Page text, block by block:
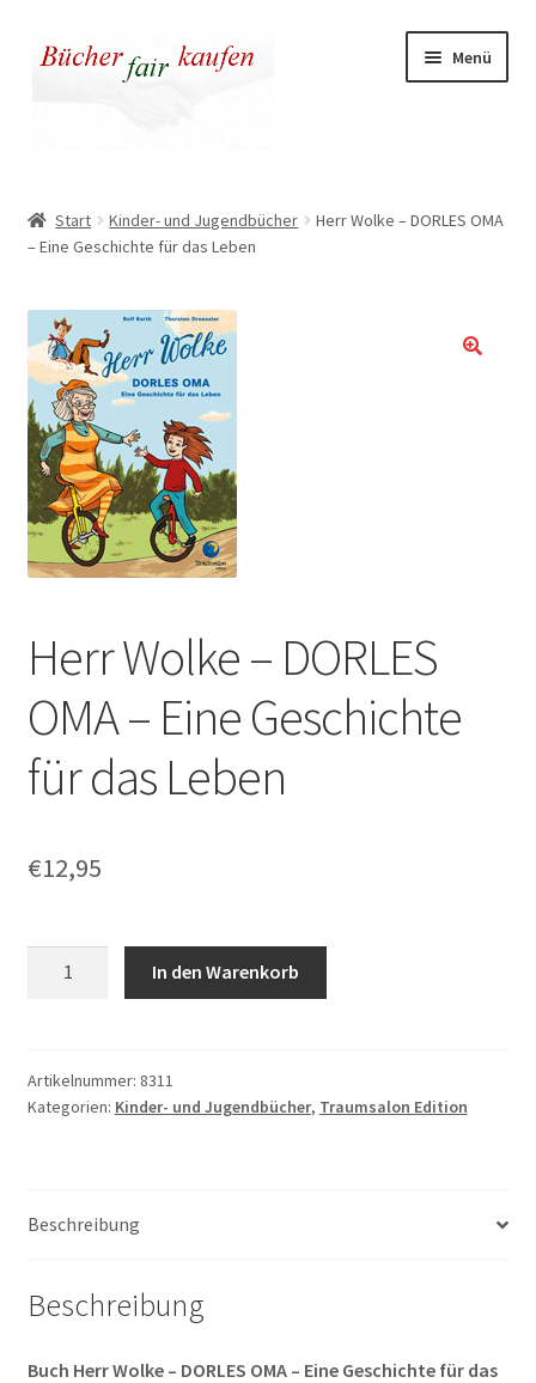
Zur
Navigation
Zum
Inhalt
Menü
Kasse
Warenkorb
Warum fair kaufen
Start Kinder- und Jugendbücher
Herr Wolke – DORLES OMA
– Eine Geschichte für das Leben
Herr Wolke – DORLES
OMA – Eine Geschichte
für das Leben
€12,95
OMA
-
das
In den Warenkorb
Artikelnummer: 8311
Kategorien: Kinder- und Jugendbücher, Traumsalon Edition
Beschreibung
Beschreibung
Buch Herr Wolke – DORLES OMA – Eine Geschichte für das